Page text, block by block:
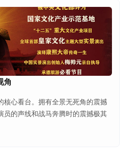
角
核心看台。拥有全景无死角的震撼
员的声线和战马奔腾时的震撼极其